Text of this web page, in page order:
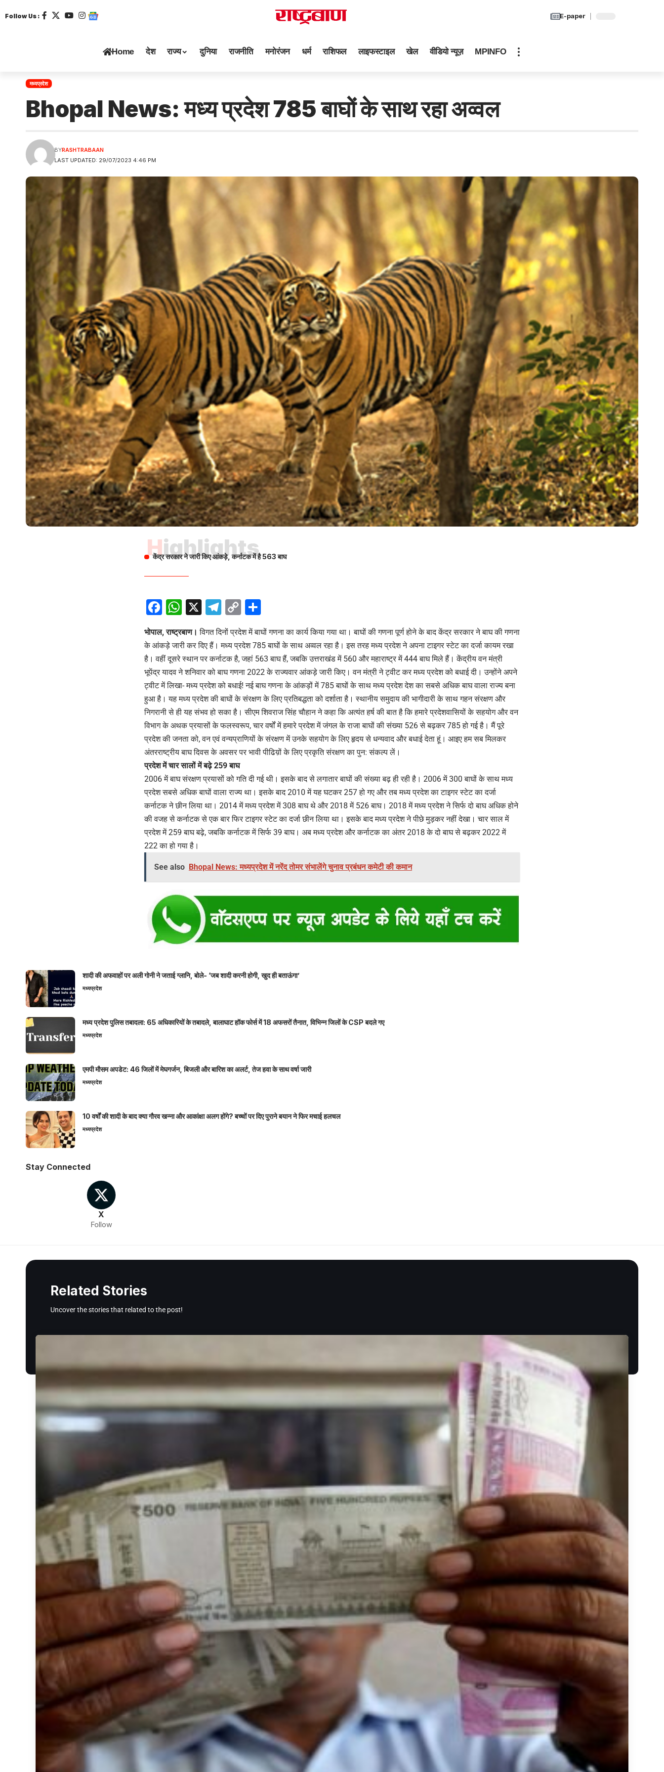
Follow Us : E-paper
Home देश राज्य दुनिया राजनीति मनोरंजन धर्म राशिफल लाइफस्टाइल खेल वीडियो न्यूज़ MPINFO
मध्यप्रदेश
Bhopal News: मध्य प्रदेश 785 बाघों के साथ रहा अव्वल
LAST UPDATED: 29/07/2023 4:46 PM
BYRASHTRABAAN
Highlights
केंद्र सरकार ने जारी किए आंकड़े, कर्नाटक में है 563 बाघ
Facebook
WhatsApp
X Telegram
Copy
Link
भोपाल, राष्ट्रबाण। विगत दिनों प्रदेश में बाघों गणना का कार्य किया गया था। बाघों की गणना पूर्ण होने के बाद केंद्र सरकार ने बाघ की गणना
के आंकड़े जारी कर दिए हैं। मध्य प्रदेश 785 बाघों के साथ अव्वल रहा है। इस तरह मध्य प्रदेश ने अपना टाइगर स्टेट का दर्जा कायम रखा
है। वहीं दूसरे स्थान पर कर्नाटक है, जहां 563 बाघ हैं, जबकि उत्तराखंड में 560 और महाराष्ट्र में 444 बाघ मिले हैं। केंद्रीय वन मंत्री
भूपेंद्र यादव ने शनिवार को बाघ गणना 2022 के राज्यवार आंकड़े जारी किए। वन मंत्री ने ट्वीट कर मध्य प्रदेश को बधाई दी। उन्होंने अपने
ट्वीट में लिखा- मध्य प्रदेश को बधाई! नई बाघ गणना के आंकड़ों में 785 बाघों के साथ मध्य प्रदेश देश का सबसे अधिक बाघ वाला राज्य बना
हुआ है। यह मध्य प्रदेश की बाघों के संरक्षण के लिए प्रतिबद्धता को दर्शाता है। स्थानीय समुदाय की भागीदारी के साथ गहन संरक्षण और
निगरानी से ही यह संभव हो सका है। सीएम शिवराज सिंह चौहान ने कहा कि अत्यंत हर्ष की बात है कि हमारे प्रदेशवासियों के सहयोग और वन
विभाग के अथक प्रयासों के फलस्वरूप, चार वर्षों में हमारे प्रदेश में जंगल के राजा बाघों की संख्या 526 से बढ़कर 785 हो गई है। मैं पूरे
प्रदेश की जनता को, वन एवं वन्यप्राणियों के संरक्षण में उनके सहयोग के लिए हृदय से धन्यवाद और बधाई देता हूं। आइए हम सब मिलकर
अंतरराष्ट्रीय बाघ दिवस के अवसर पर भावी पीढिय़ों के लिए प्रकृति संरक्षण का पुन: संकल्प लें।
प्रदेश में चार सालों में बढ़े 259 बाघ
2006 में बाघ संरक्षण प्रयासों को गति दी गई थी। इसके बाद से लगातार बाघों की संख्या बढ़ ही रही है। 2006 में 300 बाघों के साथ मध्य
प्रदेश सबसे अधिक बाघों वाला राज्य था। इसके बाद 2010 में यह घटकर 257 हो गए और तब मध्य प्रदेश का टाइगर स्टेट का दर्जा
कर्नाटक ने छीन लिया था। 2014 में मध्य प्रदेश में 308 बाघ थे और 2018 में 526 बाघ। 2018 में मध्य प्रदेश ने सिर्फ दो बाघ अधिक होने
की वजह से कर्नाटक से एक बार फिर टाइगर स्टेट का दर्जा छीन लिया था। इसके बाद मध्य प्रदेश ने पीछे मुड़कर नहीं देखा। चार साल में
प्रदेश में 259 बाघ बढ़े, जबकि कर्नाटक में सिर्फ 39 बाघ। अब मध्य प्रदेश और कर्नाटक का अंतर 2018 के दो बाघ से बढ़कर 2022 में
222 का हो गया है।
See also Bhopal News: मध्यप्रदेश में नरेंद तोमर संभालेंगे चुनाव प्रबंधन कमेटी की कमान
शादी की अफवाहों पर अली गोनी ने जताई ग्लानि, बोले- ‘जब शादी करनी होगी, खुद ही बताऊंगा’
मध्यप्रदेश
मध्य प्रदेश पुलिस तबादला: 65 अधिकारियों के तबादले, बालाघाट हॉक फोर्स में 18 अफसरों तैनात, विभिन्न जिलों के CSP बदले गए
मध्यप्रदेश
एमपी मौसम अपडेट: 46 जिलों में मेघगर्जन, बिजली और बारिश का अलर्ट, तेज हवा के साथ वर्षा जारी
मध्यप्रदेश
10 वर्षों की शादी के बाद क्या गौरव खन्ना और आकांक्षा अलग होंगे? बच्चों पर दिए पुराने बयान ने फिर मचाई हलचल
मध्यप्रदेश
Stay Connected
X
Follow
Related Stories
Uncover the stories that related to the post!